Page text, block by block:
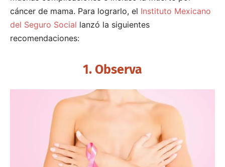
cáncer de mama. Para lograrlo, el Instituto Mexicano
del Seguro Social lanzó la siguientes
recomendaciones:
1. Observa